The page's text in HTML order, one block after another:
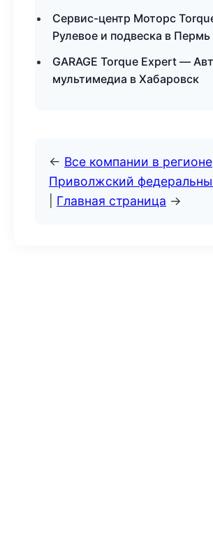
Сервис-центр Моторс
Рулевое и подвеска в Пермь
GARAGE Torque Expert —
мультимедиа в Хабаровск
← Все компании в регионе
Приволжский
Главная страница →